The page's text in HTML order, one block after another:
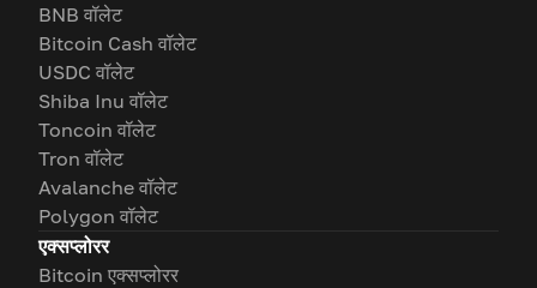
BNB वॉलेट
Bitcoin Cash वॉलेट
USDC वॉलेट
Shiba Inu वॉलेट
Toncoin वॉलेट
Tron वॉलेट
Avalanche वॉलेट
Polygon वॉलेट
एक्सप्लोरर
Bitcoin एक्सप्लोरर